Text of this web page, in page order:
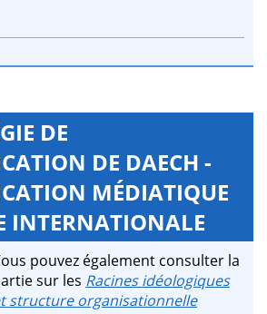
DE
DE DAECH -
MÉDIATIQUE
INTERNATIONALE
pouvez également consulter la
sur les Racines idéologiques
structure organisationnelle